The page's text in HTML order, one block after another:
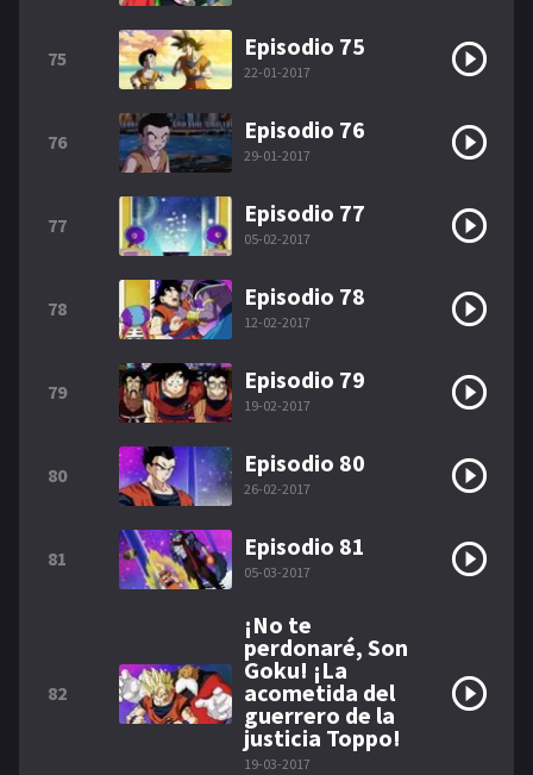
75 Episodio 75
22-01-2017
76 Episodio 76
29-01-2017
77 Episodio 77
05-02-2017
78 Episodio 78
12-02-2017
79 Episodio 79
19-02-2017
80 Episodio 80
26-02-2017
81 Episodio 81
05-03-2017
82
¡No te
perdonaré, Son
Goku! ¡La
acometida del
guerrero de la
justicia Toppo!
19-03-2017